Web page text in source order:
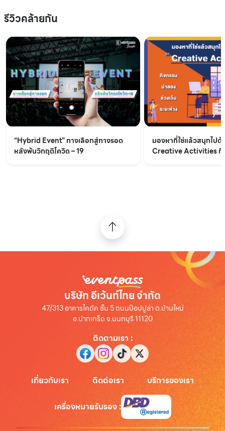
รีวิวคล้ายกัน
“Hybrid Event” ทางเลือกสู่ทางรอด
หลังพ้นวิกฤติโควิด – 19
มองหาที่ใช่แล้วสนุกไป
Creative Activities กิ
บริษัท อีเว้นท์ไทย จำกัด
47/313 อาคารไคตัค ชั้น 5 ถนนป๊อปปูล่า ต.บ้านใหม่
อ.ปากเกร็ด จ.นนทบุรี 11120
ติดตามเรา :
เกี่ยวกับเรา ติดต่อเรา บริการของเรา
เครื่องหมายรับรอง: